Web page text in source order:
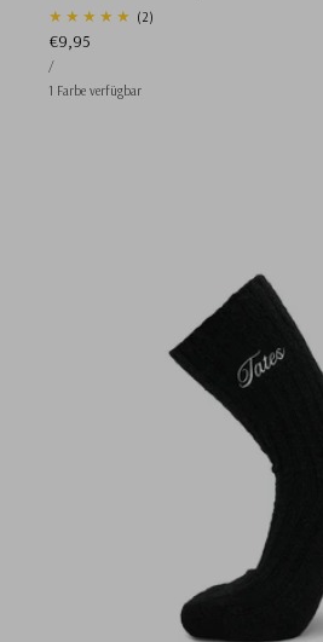
(2)2
Regulärer
Preis
€9,95
STÜCKPREIS
/PRO
1 Farbe verfügbar